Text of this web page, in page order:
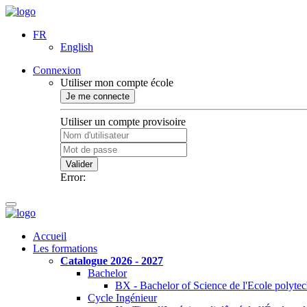
FR
English
Connexion
Utiliser mon compte école
Je me connecte
Utiliser un compte provisoire
Valider
Error:
Accueil
Les formations
Catalogue 2026 - 2027
Bachelor
BX - Bachelor of Science de l'Ecole
Cycle Ingénieur